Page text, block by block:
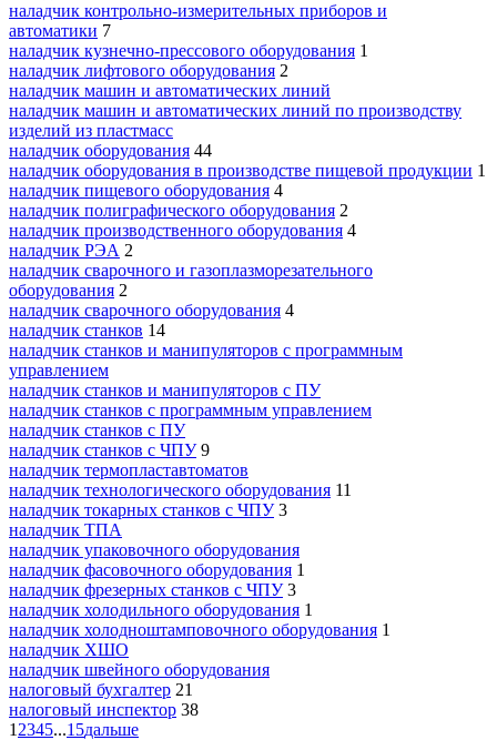
наладчик контрольно-измерительных приборов и
автоматики 7
наладчик кузнечно-прессового оборудования 1
наладчик лифтового оборудования 2
наладчик машин и автоматических линий
наладчик машин и автоматических линий по производству
изделий из пластмасс
наладчик оборудования 44
наладчик оборудования в производстве пищевой продукции 1
наладчик пищевого оборудования 4
наладчик полиграфического оборудования 2
наладчик производственного оборудования 4
наладчик РЭА 2
наладчик сварочного и газоплазморезательного
оборудования 2
наладчик сварочного оборудования 4
наладчик станков 14
наладчик станков и манипуляторов с программным
управлением
наладчик станков и манипуляторов с ПУ
наладчик станков с программным управлением
наладчик станков с ПУ
наладчик станков с ЧПУ 9
наладчик термопластавтоматов
наладчик технологического оборудования 11
наладчик токарных станков с ЧПУ 3
наладчик ТПА
наладчик упаковочного оборудования
наладчик фасовочного оборудования 1
наладчик фрезерных станков с ЧПУ 3
наладчик холодильного оборудования 1
наладчик холодноштамповочного оборудования 1
наладчик ХШО
наладчик швейного оборудования
налоговый бухгалтер 21
налоговый инспектор 38
1 2345...15дальше